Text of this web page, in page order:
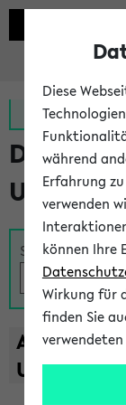
Zur
Das
Suche
A B C D E F
U
V
Diese
während
Erfahrung
verwenden
können Ihre
Wirkung für
finden Sie